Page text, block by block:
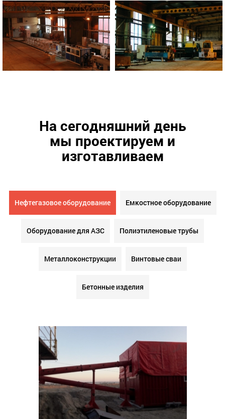
На сегодняшний день
мы проектируем и
изготавливаем
Нефтегазовое оборудование Емкостное оборудование
Оборудование для АЗС Полиэтиленовые трубы
Металлоконструкции Винтовые сваи
Бетонные изделия